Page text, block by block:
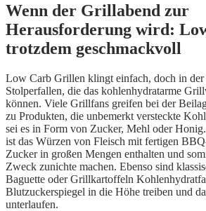
Wenn der Grillabend zur
Herausforderung wird:
trotzdem geschmackvoll
Low Carb Grillen klingt einfach, doch in der
Stolperfallen, die das kohlenhydratarme
können. Viele Grillfans greifen bei der
zu Produkten, die unbemerkt versteckte
sei es in Form von Zucker, Mehl oder
ist das Würzen von Fleisch mit fertigen
Zucker in großen Mengen enthalten und
Zweck zunichte machen. Ebenso sind
Baguette oder Grillkartoffeln
Blutzuckerspiegel in die Höhe treiben und
unterlaufen.